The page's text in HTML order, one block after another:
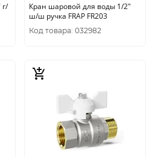
Кран шаровой для воды 1/2"
ш/ш ручка FRAP FR203
Код товара: 032982